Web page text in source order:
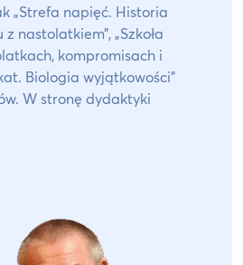
„Strefa napięć. Historia
nastolatkiem”, „Szkoła
kompromisach i
Biologia wyjątkowości”
W stronę dydaktyki